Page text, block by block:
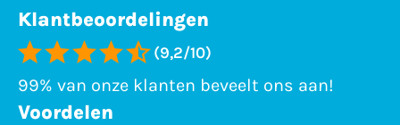
Klantbeoordelingen
(9,2/10)
99% van onze klanten beveelt ons aan!
Voordelen